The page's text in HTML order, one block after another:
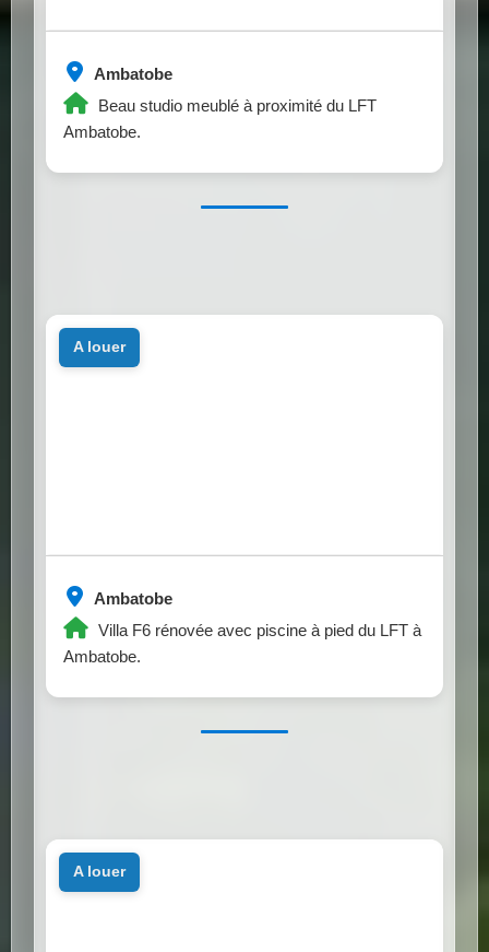
Ambatobe
Beau studio meublé à proximité du LFT
Ambatobe.
Ambatobe
Villa F6 rénovée avec piscine à pied du LFT à
Ambatobe.
a louer
a louer